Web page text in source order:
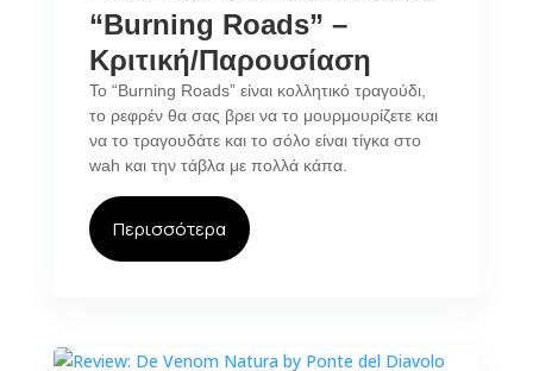
“Burning Roads” –
Κριτική/Παρουσίαση
To “Burning Roads” είναι κολλητικό τραγούδι,
το ρεφρέν θα σας βρει να το μουρμουρίζετε και
να το τραγουδάτε και το σόλο είναι τίγκα στο
wah και την τάβλα με πολλά κάπα.
Περισσότερα